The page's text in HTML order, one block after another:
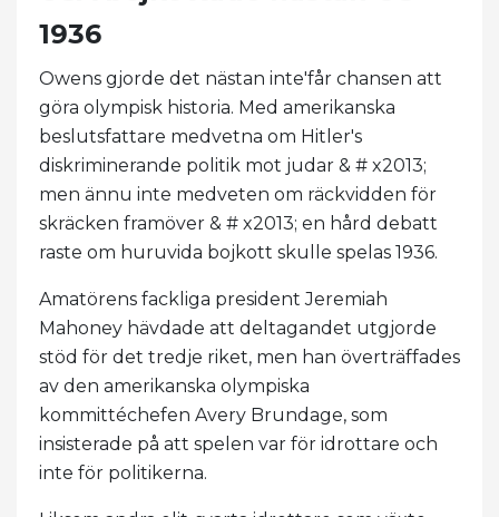
1936
Owens gjorde det nästan inte'får chansen att
göra olympisk historia. Med amerikanska
beslutsfattare medvetna om Hitler's
diskriminerande politik mot judar & # x2013;
men ännu inte medveten om räckvidden för
skräcken framöver & # x2013; en hård debatt
raste om huruvida bojkott skulle spelas 1936.
Amatörens fackliga president Jeremiah
Mahoney hävdade att deltagandet utgjorde
stöd för det tredje riket, men han överträffades
av den amerikanska olympiska
kommittéchefen Avery Brundage, som
insisterade på att spelen var för idrottare och
inte för politikerna.